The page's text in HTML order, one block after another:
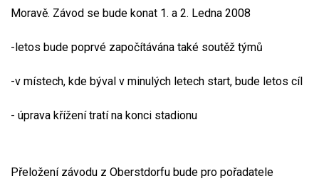
Moravě. Závod se bude konat 1. a 2. Ledna 2008
-letos bude poprvé započítávána také soutěž týmů
-v místech, kde býval v minulých letech start, bude letos cíl
- úprava křížení tratí na konci stadionu
Přeložení závodu z Oberstdorfu bude pro pořadatele